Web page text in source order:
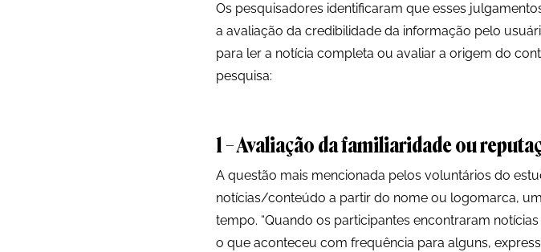
Os pesquisadores identificaram que esses
a avaliação da credibilidade da informação pelo
para ler a notícia completa ou avaliar a origem do
pesquisa:
1 – Avaliação da familiaridade ou
A questão mais mencionada pelos voluntários do
notícias/conteúdo a partir do nome ou logomarca,
tempo. “Quando os participantes encontraram
o que aconteceu com frequência para alguns,